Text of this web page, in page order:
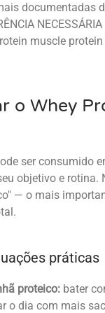
documentadas
muscle
o Whey
ser consumido
objetivo e rotina.
— o mais
práticas
proteico: bater
o dia com mais